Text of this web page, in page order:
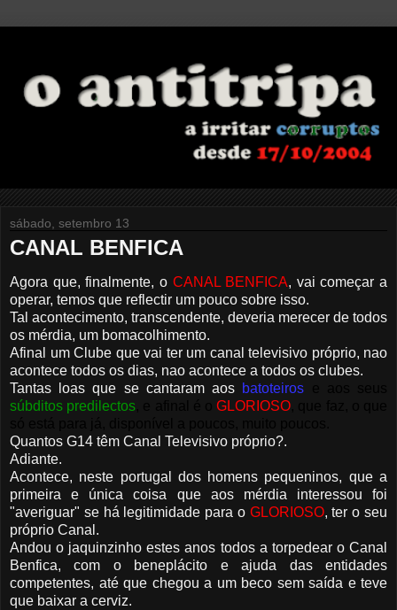
sábado, setembro 13
CANAL BENFICA
Agora que, finalmente, o CANAL BENFICA, vai começar a
operar, temos que reflectir um pouco sobre isso.
Tal acontecimento, transcendente, deveria merecer de todos
os mérdia, um bomacolhimento.
Afinal um Clube que vai ter um canal televisivo próprio, nao
acontece todos os dias, nao acontece a todos os clubes.
Tantas loas que se cantaram aos batoteiros
súbditos predilectos
GLORIOSO
Quantos G14 têm Canal Televisivo próprio?.
Adiante.
Acontece, neste portugal dos homens pequeninos, que a
primeira e única coisa que aos mérdia interessou foi
"averiguar" se há legitimidade para o GLORIOSO, ter o seu
próprio Canal.
Andou o jaquinzinho estes anos todos a torpedear o Canal
Benfica, com o beneplácito e ajuda das entidades
competentes, até que chegou a um beco sem saída e teve
que baixar a cerviz.